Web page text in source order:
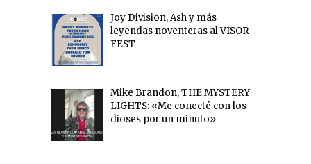
Joy Division, Ash y más
leyendas noventeras al VISOR
FEST
Mike Brandon, THE MYSTERY
LIGHTS: «Me conecté con los
dioses por un minuto»